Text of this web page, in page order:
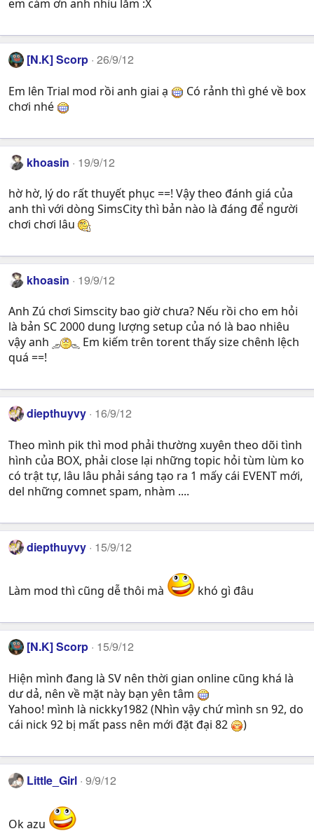
em cám ơn anh nhìu lắm :X
[N.K] Scorp 26/9/12
Em lên Trial mod rồi anh giai ạ
Có rảnh thì ghé về box
chơi nhé
khoasin 19/9/12
hờ hờ, lý do rất thuyết phục ==! Vậy theo đánh giá của
anh thì với dòng SimsCity thì bản nào là đáng để người
chơi chơi lâu
khoasin 19/9/12
Anh Zú chơi Simscity bao giờ chưa? Nếu rồi cho em hỏi
là bản SC 2000 dung lượng setup của nó là bao nhiêu
vậy anh
Em kiếm trên torent thấy size chênh lệch
quá ==!
diepthuyvy 16/9/12
Theo mình pik thì mod phải thường xuyên theo dõi tình
hình của BOX, phải close lại những topic hỏi tùm lùm ko
có trật tự, lâu lâu phải sáng tạo ra 1 mấy cái EVENT mới,
del những comnet spam, nhàm ....
diepthuyvy 15/9/12
Làm mod thì cũng dễ thôi mà khó gì đâu
[N.K] Scorp 15/9/12
Hiện mình đang là SV nên thời gian online cũng khá là
dư dả, nên về mặt này bạn yên tâm
Yahoo! mình là nickky1982 (Nhìn vậy chứ mình sn 92, do
cái nick 92 bị mất pass nên mới đặt đại 82
)
Little_Girl 9/9/12
Ok azu